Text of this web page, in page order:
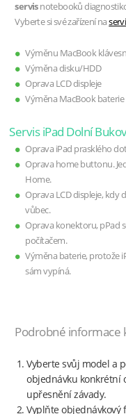
servisnotebooků
Vyberte si své zařízení na
Výměnu MacBook
Výměna disku/HDD
Oprava LCD displeje
Výměna MacBook baterie
Servis iPad Dolní
Oprava iPad prasklého
Oprava home buttonu.
Home.
Oprava LCD displeje, kdy
vůbec.
Oprava konektoru, pPad
počítačem.
Výměna baterie, protože
sám vypíná.
Podrobné informace
Vyberte svůj model a
objednávku konkrétní
upřesnění závady.
Vyplňte objednávkový